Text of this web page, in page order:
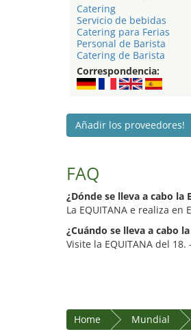
Catering
Servicio de bebidas
Catering para Ferias
Personal de Barista
Catering de Barista
Correspondencia:
Añadir los proveedores!
FAQ
¿Dónde se lleva a cabo la
La EQUITANA e realiza en
¿Cuándo se lleva a cabo
Visite la EQUITANA del 18.
Home Mundial